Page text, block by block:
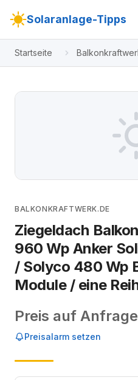
Solaranlage-Tipps
Startseite
BALKONKRAFTWERK.DE
Ziegeldach
960 Wp Anker
/ Solyco 480 Wp
Module / eine
Preis auf Anfrage
Preisalarm setzen